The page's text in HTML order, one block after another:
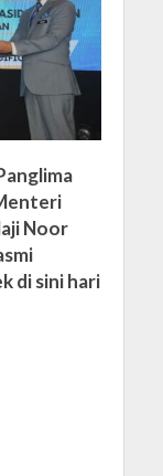
Noor
di sini hari